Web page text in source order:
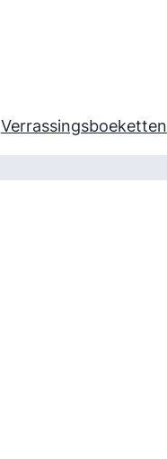
Verrassingsboeketten